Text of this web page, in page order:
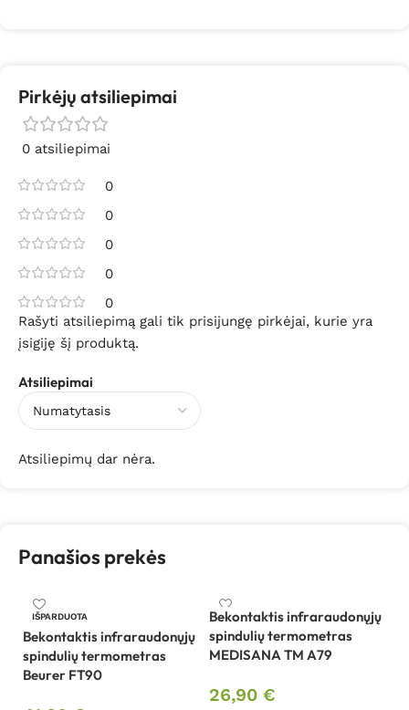
Pirkėjų atsiliepimai
0 atsiliepimai
0
0
0
0
0
Atsiliepimai
Atsiliepimų dar nėra.
Rašyti atsiliepimą gali tik prisijungę pirkėjai, kurie yra
įsigiję šį produktą.
Panašios prekės
IŠPARDUOTA
Bekontaktis infraraudonųjų
spindulių termometras
Beurer FT90
Bekontaktis infraraudonųjų
spindulių termometras
MEDISANA TM A79
26,90 €